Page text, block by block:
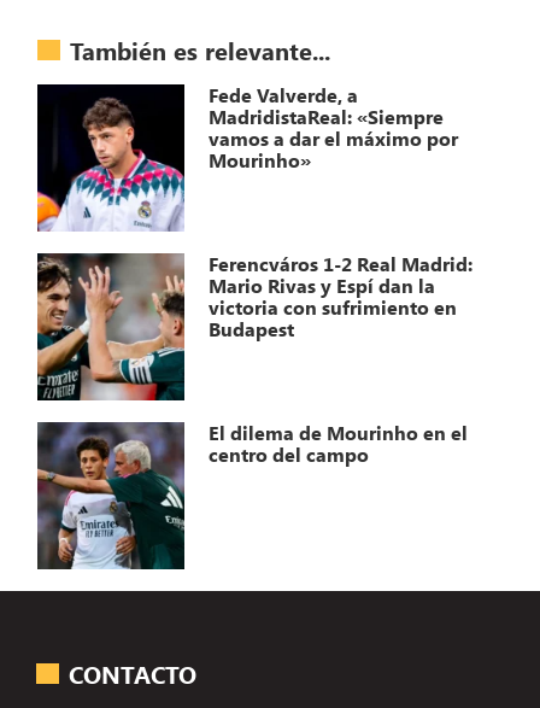
También es relevante...
Fede Valverde, a
MadridistaReal: «Siempre
vamos a dar el máximo por
Mourinho»
Ferencváros 1-2 Real Madrid:
Mario Rivas y Espí dan la
victoria con sufrimiento en
Budapest
El dilema de Mourinho en el
centro del campo
CONTACTO